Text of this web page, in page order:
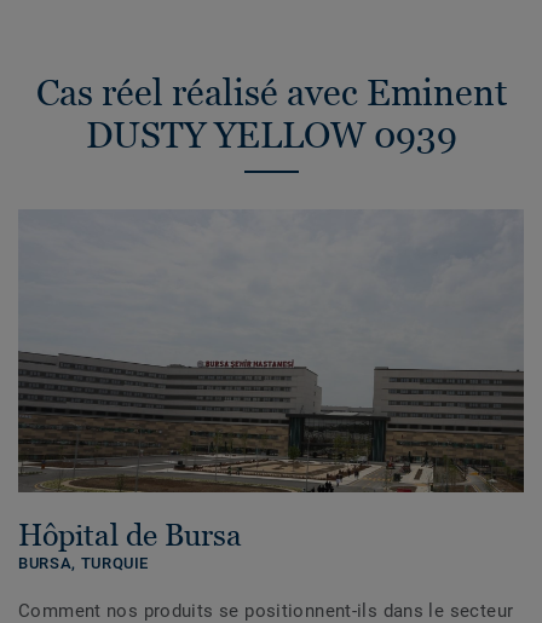
Cas réel réalisé avec Eminent
DUSTY YELLOW 0939
Hôpital de Bursa
BURSA, TURQUIE
Comment nos produits se positionnent-ils dans le secteur